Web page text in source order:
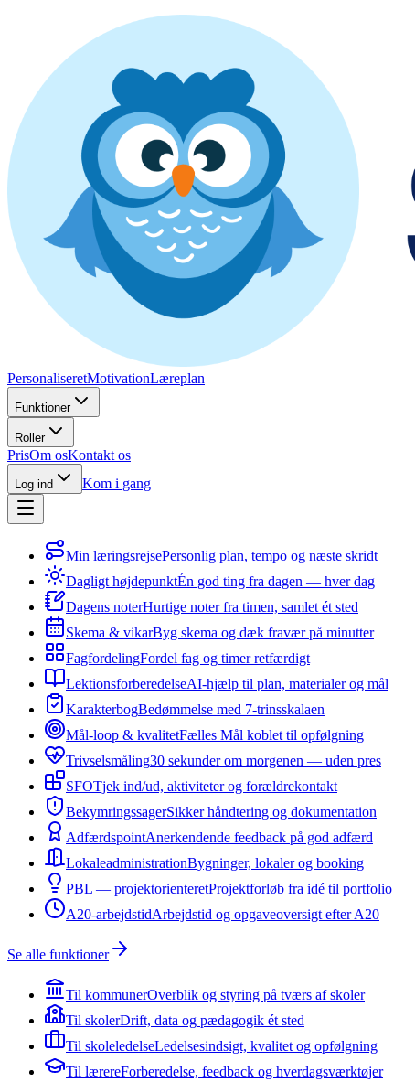
PersonaliseretMotivationLæreplan
Funktioner
Roller
PrisOm osKontakt os
Log ind Kom i gang
Min læringsrejsePersonlig plan, tempo og næste skridt
Dagligt højdepunktÉn god ting fra dagen — hver dag
Dagens noterHurtige noter fra timen, samlet ét sted
Skema & vikarByg skema og dæk fravær på minutter
FagfordelingFordel fag og timer retfærdigt
LektionsforberedelseAI-hjælp til plan, materialer og mål
KarakterbogBedømmelse med 7-trinsskalaen
Mål-loop & kvalitetFælles Mål koblet til opfølgning
Trivselsmåling30 sekunder om morgenen — uden pres
SFOTjek ind/ud, aktiviteter og forældrekontakt
BekymringssagerSikker håndtering og dokumentation
AdfærdspointAnerkendende feedback på god adfærd
LokaleadministrationBygninger, lokaler og booking
PBL — projektorienteretProjektforløb fra idé til portfolio
A20-arbejdstidArbejdstid og opgaveoversigt efter A20
Se alle funktioner
Til kommunerOverblik og styring på tværs af skoler
Til skolerDrift, data og pædagogik ét sted
Til skoleledelseLedelsesindsigt, kvalitet og opfølgning
Til lærereForberedelse, feedback og hverdagsværktøjer